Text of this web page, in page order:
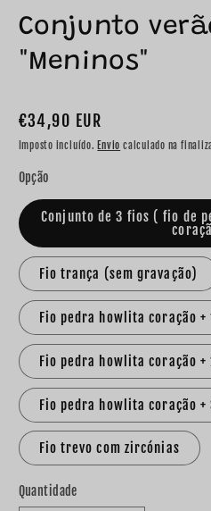
Conjunto
"Meninos"
Preço
normal
€34,90 EUR
Imposto incluído. Envio calculado na
Opção
Conjunto de 3 fios ( fio de
Fio trança (sem gravação)
Fio pedra howlita coração +
Fio pedra howlita coração
Fio pedra howlita coração
Fio trevo com zircónias
Quantidade